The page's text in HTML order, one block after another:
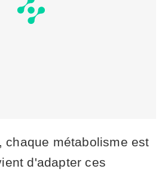
métabolisme est
d'adapter ces